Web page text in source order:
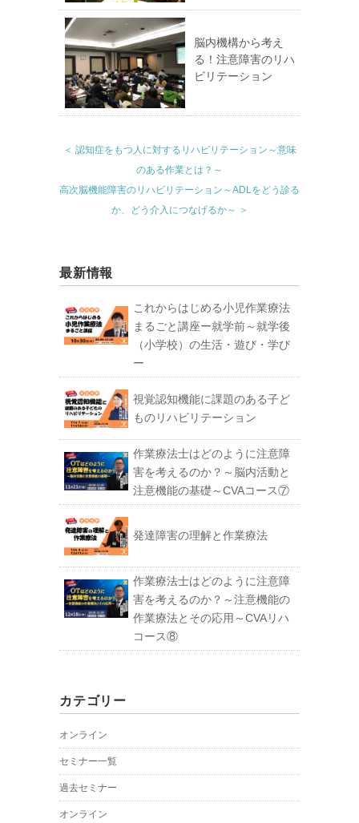
脳内機構から考え
る！注意障害のリハ
ビリテーション
＜ 認知症をもつ人に対するリハビリテーション～意味
のある作業とは？～
高次脳機能障害のリハビリテーション～ADLをどう診る
か、どう介入につなげるか～ ＞
最新情報
これからはじめる小児作業療法
まるごと講座ー就学前～就学後
（小学校）の生活・遊び・学び
ー
視覚認知機能に課題のある子ど
ものリハビリテーション
作業療法士はどのように注意障
害を考えるのか？～脳内活動と
注意機能の基礎～CVAコース⑦
発達障害の理解と作業療法
作業療法士はどのように注意障
害を考えるのか？～注意機能の
作業療法とその応用～CVAリハ
コース⑧
カテゴリー
オンライン
セミナー一覧
過去セミナー
オンライン